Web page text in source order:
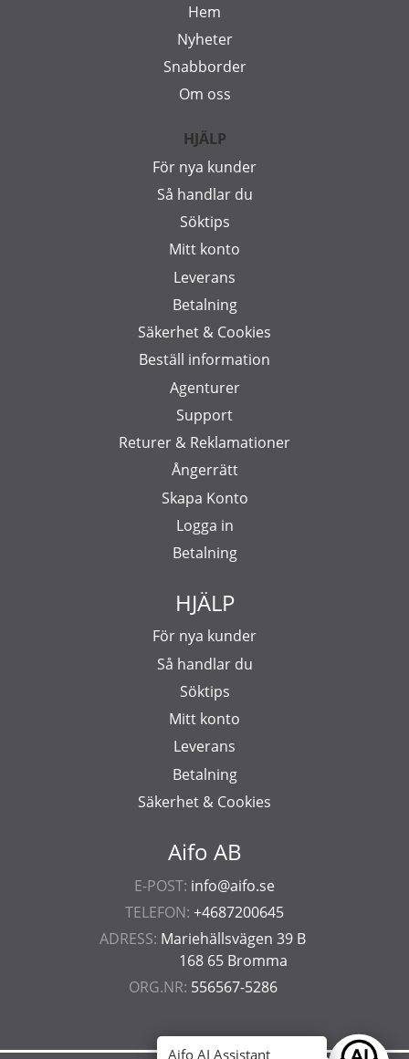
Aifo AB
E-POST: info@aifo.se
TELEFON: +4687200645
ADRESS: Mariehällsvägen 39 B
168 65 Bromma
ORG.NR: 556567-5286
Hem
Nyheter
Snabborder
Om oss
HJÄLP
För nya kunder
Så handlar du
Söktips
Mitt konto
Leverans
Betalning
Säkerhet & Cookies
Beställ information
Agenturer
Support
Returer & Reklamationer
Ångerrätt
Skapa Konto
Logga in
Betalning
HJÄLP
För nya kunder
Så handlar du
Söktips
Mitt konto
Leverans
Betalning
Säkerhet & Cookies
Aifo AI Assistant